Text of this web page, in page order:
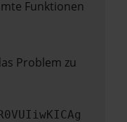
Funktionen
Problem zu